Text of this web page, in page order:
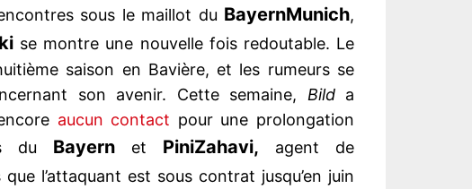
sous le maillot du BayernMunich,
se montre une nouvelle fois redoutable. Le
saison en Bavière, et les rumeurs se
son avenir. Cette semaine, Bilda
aucun contact pour une prolongation
du Bayern et PiniZahavi, agent de
que l’attaquant est sous contrat jusqu’en juin